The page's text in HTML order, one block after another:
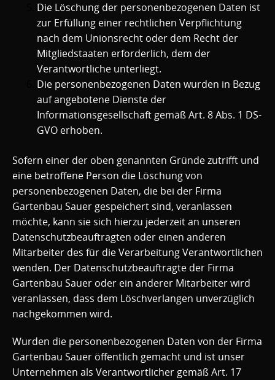
Die Löschung der personenbezogenen Daten ist
zur Erfüllung einer rechtlichen Verpflichtung
nach dem Unionsrecht oder dem Recht der
Mitgliedstaaten erforderlich, dem der
Verantwortliche unterliegt.
Die personenbezogenen Daten wurden in Bezug
auf angebotene Dienste der
Informationsgesellschaft gemäß Art. 8 Abs. 1 DS-
GVO erhoben.
Sofern einer der oben genannten Gründe zutrifft und
eine betroffene Person die Löschung von
personenbezogenen Daten, die bei der Firma
Gartenbau Sauer gespeichert sind, veranlassen
möchte, kann sie sich hierzu jederzeit an unseren
Datenschutzbeauftragten oder einen anderen
Mitarbeiter des für die Verarbeitung Verantwortlichen
wenden. Der Datenschutzbeauftragte der Firma
Gartenbau Sauer oder ein anderer Mitarbeiter wird
veranlassen, dass dem Löschverlangen unverzüglich
nachgekommen wird.
Wurden die personenbezogenen Daten von der Firma
Gartenbau Sauer öffentlich gemacht und ist unser
Unternehmen als Verantwortlicher gemäß Art. 17